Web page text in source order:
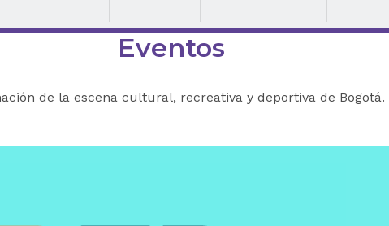
Eventos
de la escena cultural, recreativa y deportiva de Bogotá.